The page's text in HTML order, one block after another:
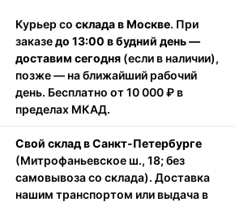
Курьер со склада в Москве. При
заказедо 13:00 в будний день —
доставим сегодня (если в наличии),
позже — на ближайший рабочий
день. Бесплатно от 10 000 ₽ в
пределах МКАД.
Свой склад в Санкт-Петербурге
(Митрофаньевское ш., 18; без
самовывоза со склада). Доставка
нашим транспортом или выдача в